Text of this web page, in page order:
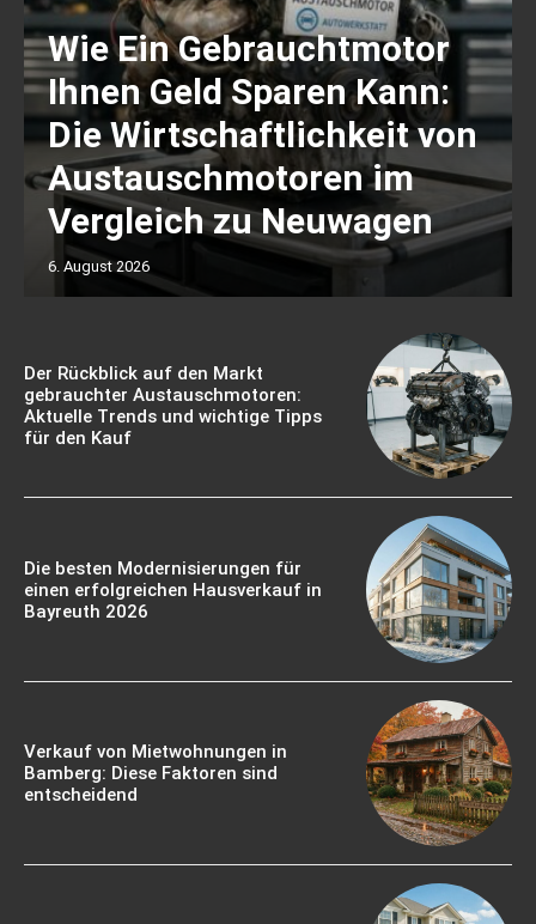
Wie Ein Gebrauchtmotor
Ihnen Geld Sparen Kann:
Die Wirtschaftlichkeit von
Austauschmotoren im
Vergleich zu Neuwagen
6. August 2026
Der Rückblick auf den Markt
gebrauchter Austauschmotoren:
Aktuelle Trends und wichtige Tipps
für den Kauf
Die besten Modernisierungen für
einen erfolgreichen Hausverkauf in
Bayreuth 2026
Verkauf von Mietwohnungen in
Bamberg: Diese Faktoren sind
entscheidend